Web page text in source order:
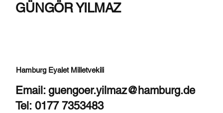
GÜNGÖR YILMAZ
Hamburg Eyalet Milletvekili
Email: guengoer.yilmaz@hamburg.de
Tel: 0177 7353483